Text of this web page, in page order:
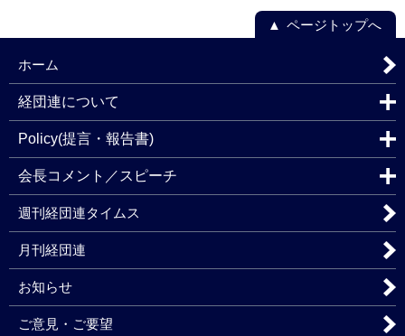
ページトップへ
ホーム
経団連について
Policy(提言・報告書)
会長コメント／スピーチ
週刊経団連タイムス
月刊経団連
お知らせ
ご意見・ご要望